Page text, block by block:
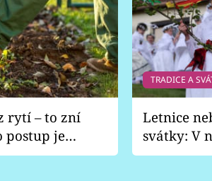
rytí – to zní
postup je
některé
TRADICE A
Letnice
svátky: V
pondělí